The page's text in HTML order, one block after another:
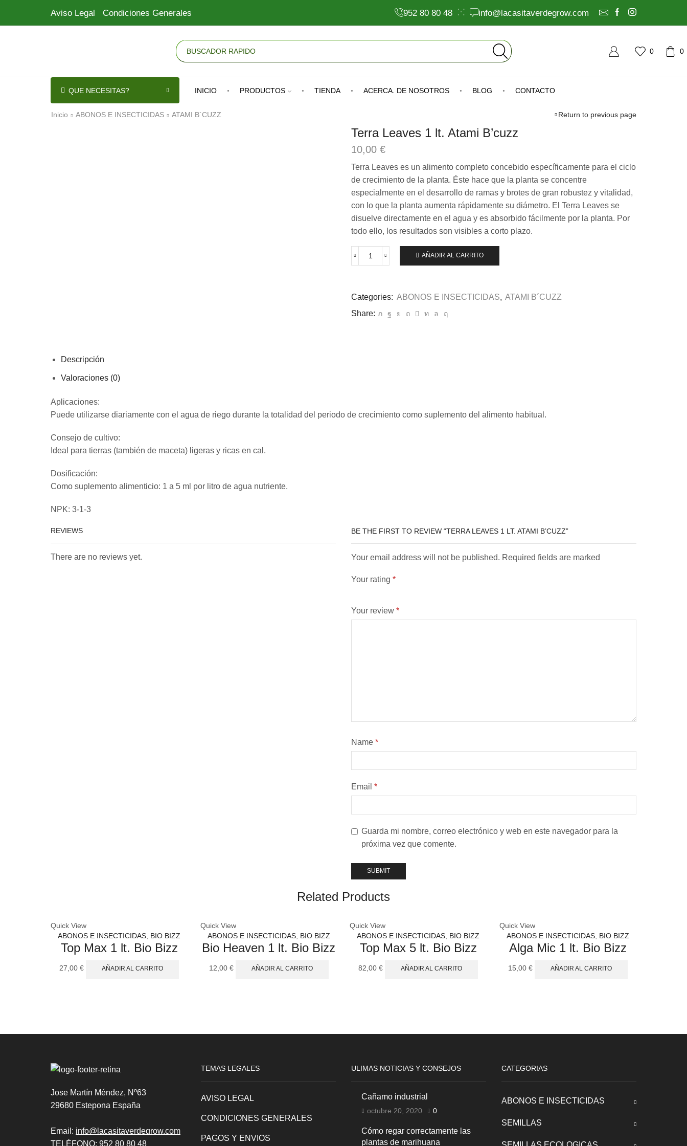
Aviso Legal Condiciones Generales 952 80 80 48 info@lacasitaverdegrow.com
0 0
QUE NECESITAS? INICIO PRODUCTOS TIENDA ACERCA. DE NOSOTROS BLOG CONTACTO
Inicio ABONOS E INSECTICIDAS ATAMI B´CUZZ Return to previous page
Terra Leaves 1 lt. Atami B’cuzz
10,00 €
Terra Leaves es un alimento completo concebido específicamente para el ciclo
de crecimiento de la planta. Éste hace que la planta se concentre
especialmente en el desarrollo de ramas y brotes de gran robustez y vitalidad,
con lo que la planta aumenta rápidamente su diámetro. El Terra Leaves se
disuelve directamente en el agua y es absorbido fácilmente por la planta. Por
todo ello, los resultados son visibles a corto plazo.
Terra
Atami
B'cuzz
AÑADIR AL CARRITO
Categories: ABONOS E INSECTICIDAS, ATAMI B´CUZZ
Share:
Descripción
Valoraciones (0)
Aplicaciones:
Puede utilizarse diariamente con el agua de riego durante la totalidad del periodo de crecimiento como suplemento del alimento habitual.
Consejo de cultivo:
Ideal para tierras (también de maceta) ligeras y ricas en cal.
Dosificación:
Como suplemento alimenticio: 1 a 5 ml por litro de agua nutriente.
NPK: 3-1-3
REVIEWS
There are no reviews yet.
BE THE FIRST TO REVIEW “TERRA LEAVES 1 LT. ATAMI B’CUZZ”
Your email address will not be published. Required fields are marked
Your rating *
Your review *
Name *
Email *
Guarda mi nombre, correo electrónico y web en este navegador para la
próxima vez que comente.
Related Products
Quick View
ABONOS E INSECTICIDAS BIO BIZZ
Top Max 1 lt. Bio Bizz
27,00€ AÑADIR AL CARRITO
Quick View
ABONOS E INSECTICIDAS, BIO BIZZ
Bio Heaven 1 lt. Bio Bizz
12,00 € AÑADIR AL CARRITO
Quick View
ABONOS E INSECTICIDAS BIO BIZZ
Top Max 5 lt. Bio Bizz
82,00€ AÑADIR AL CARRITO
Quick View
ABONOS E INSECTICIDAS, BIO BIZZ
Alga Mic 1 lt. Bio Bizz
15,00 € AÑADIR AL CARRITO
Jose Martín Méndez, Nº63
29680 Estepona España
Email: info@lacasitaverdegrow.com
TELÉFONO: 952 80 80 48
TEMAS LEGALES
AVISO LEGAL
CONDICIONES GENERALES
PAGOS Y ENVIOS
ULIMAS NOTICIAS Y CONSEJOS
Cañamo industrial
octubre 20, 2020 0
Cómo regar correctamente las
plantas de marihuana
CATEGORIAS
ABONOS E INSECTICIDAS
SEMILLAS